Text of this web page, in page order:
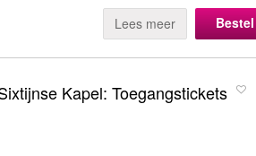
Lees meer Bestel
Kapel: Toegangstickets